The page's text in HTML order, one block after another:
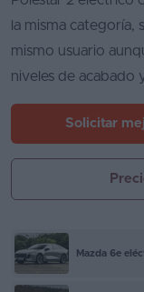
la misma categoría,
mismo usuario
niveles de acabado
Solicitar
Mazda 6e